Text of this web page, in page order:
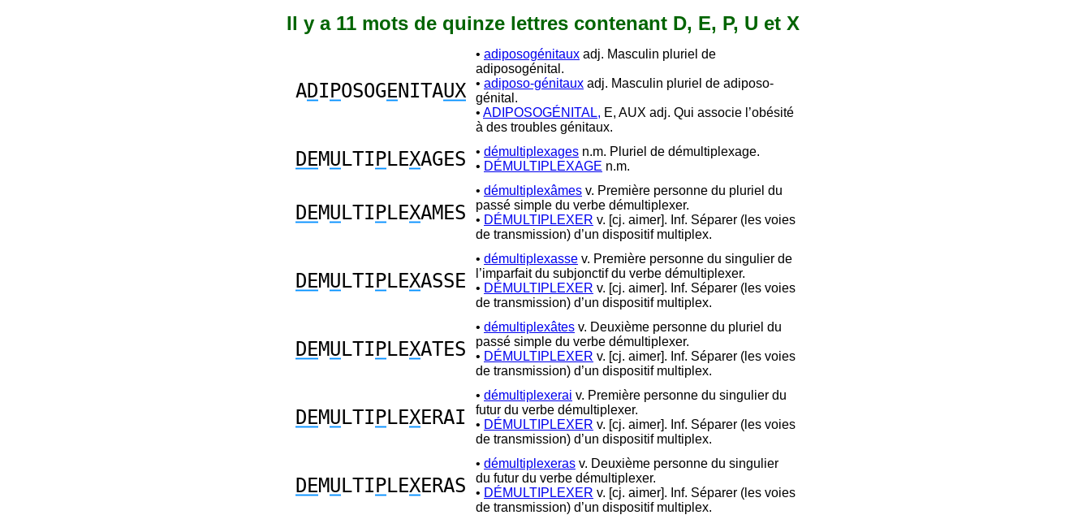
Il y a 11 mots de quinze lettres contenant D, E, P, U et X
ADI POSOGENITAUX
• adiposogénitaux adj. Masculin pluriel de
adiposogénital.
• adiposo-génitaux adj. Masculin pluriel de adiposo-
génital.
• ADIPOSOGÉNITAL, E, AUX adj. Qui associe l’obésité
à des troubles génitaux.
DEMU LTI PLEXAGES • démultiplexages n.m. Pluriel de démultiplexage.
• DÉMULTIPLEXAGE n.m.
DEMU LTI PLEXAMES
• démultiplexâmes v. Première personne du pluriel du
passé simple du verbe démultiplexer.
• DÉMULTIPLEXER v. [cj. aimer]. Inf. Séparer (les voies
de transmission) d’un dispositif multiplex.
DEMU LTI PLEXASSE
• démultiplexasse v. Première personne du singulier de
l’imparfait du subjonctif du verbe démultiplexer.
• DÉMULTIPLEXER v. [cj. aimer]. Inf. Séparer (les voies
de transmission) d’un dispositif multiplex.
DEMU LTI PLEXATES
• démultiplexâtes v. Deuxième personne du pluriel du
passé simple du verbe démultiplexer.
• DÉMULTIPLEXER v. [cj. aimer]. Inf. Séparer (les voies
de transmission) d’un dispositif multiplex.
DEMU LTI PLEXERAI
• démultiplexerai v. Première personne du singulier du
futur du verbe démultiplexer.
• DÉMULTIPLEXER v. [cj. aimer]. Inf. Séparer (les voies
de transmission) d’un dispositif multiplex.
DEMU LTI PLEXERAS
• démultiplexeras v. Deuxième personne du singulier
du futur du verbe démultiplexer.
• DÉMULTIPLEXER v. [cj. aimer]. Inf. Séparer (les voies
de transmission) d’un dispositif multiplex.